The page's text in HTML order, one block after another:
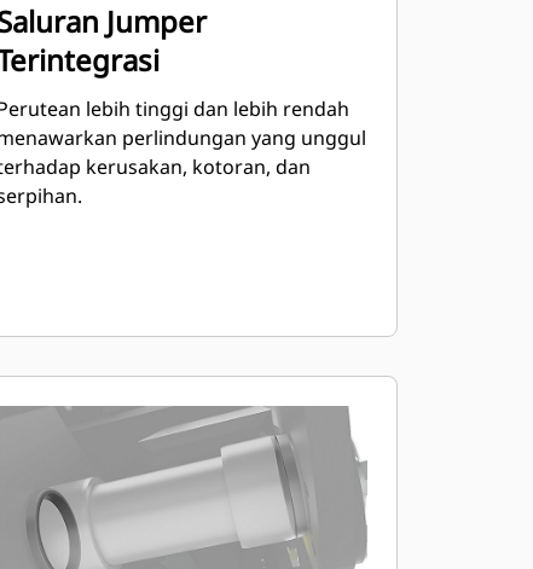
Jumper
lebih tinggi dan lebih rendah
perlindungan yang unggul
kerusakan, kotoran, dan